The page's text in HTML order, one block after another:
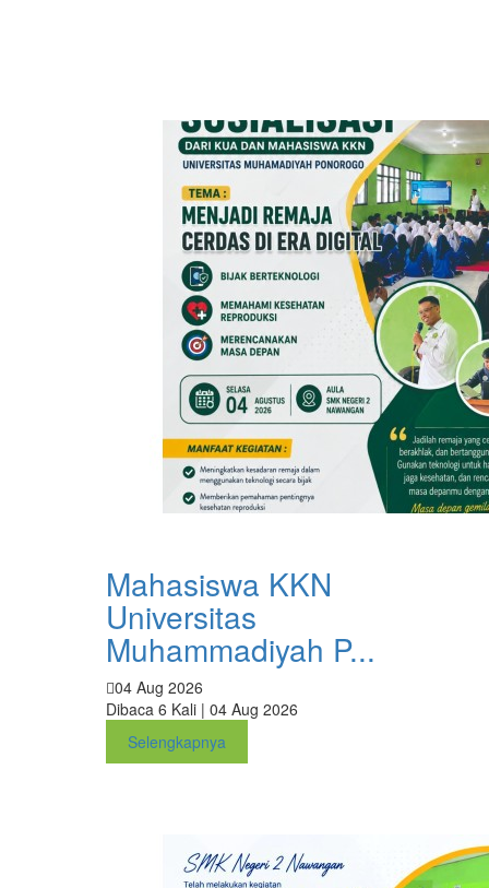
Mahasiswa KKN
Universitas
Muhammadiyah P...
04 Aug 2026
Dibaca 6 Kali | 04 Aug 2026
Selengkapnya